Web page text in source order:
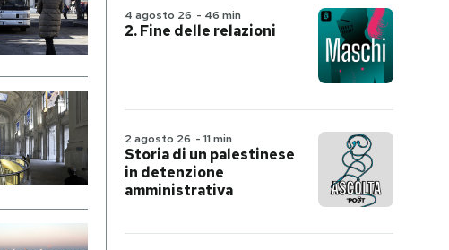
4 agosto 26 - 46 min
2. Fine delle relazioni
2 agosto 26 - 11 min
Storia di un palestinese
in detenzione
amministrativa